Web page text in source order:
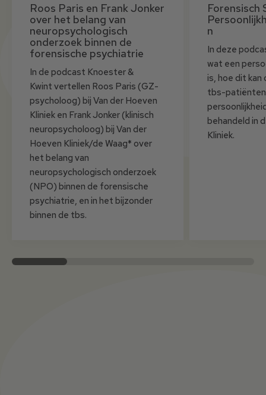
Roos Paris en Frank Jonker
over het belang van
neuropsychologisch
onderzoek binnen de
forensische psychiatrie
In de podcast Knoester &
Kwint vertellen Roos Paris (GZ-
psycholoog) bij Van der Hoeven
Kliniek en Frank Jonker (klinisch
neuropsycholoog) bij Van der
Hoeven Kliniek/de Waag* over
het belang van
neuropsychologisch onderzoek
(NPO) binnen de forensische
psychiatrie, en in het bijzonder
binnen de tbs.
Forensisch
n
In deze
wat een
is, hoe dit
tbs-
behandeld in
Kliniek.